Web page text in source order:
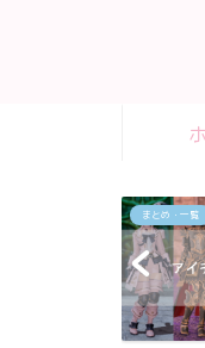
まとめ・一覧